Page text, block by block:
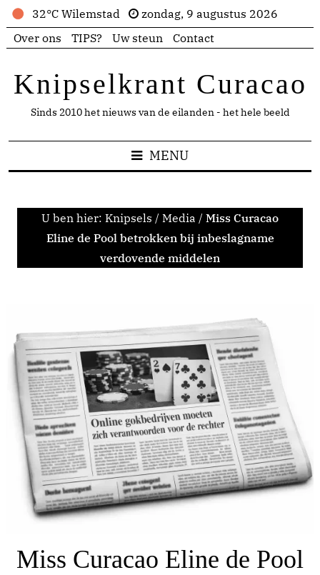
32°C Wilemstad
zondag, 9 augustus 2026
Over ons
TIPS? Uw steun Contact
Knipselkrant Curacao
Sinds 2010 het nieuws van de eilanden - het hele beeld
MENU
U ben hier: Knipsels / Media / Miss Curacao
Eline de Pool betrokken bij inbeslagname
verdovende middelen
Miss Curacao Eline de Pool